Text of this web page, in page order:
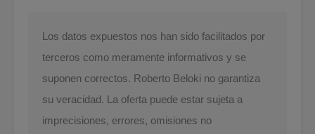
Los datos expuestos nos han sido facilitados por
terceros como meramente informativos y se
suponen correctos. Roberto Beloki no garantiza
su veracidad. La oferta puede estar sujeta a
imprecisiones, errores, omisiones no